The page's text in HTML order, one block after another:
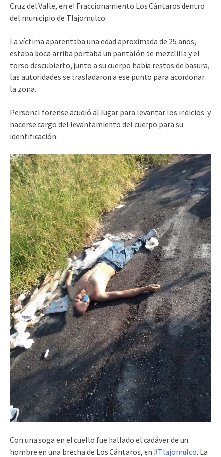
Cruz del Valle, en el Fraccionamiento Los Cántaros dentro
del municipio de Tlajomulco.
La víctima aparentaba una edad aproximada de 25 años,
estaba boca arriba portaba un pantalón de mezclilla y el
torso descubierto, junto a su cuerpo había restos de basura,
las autoridades se trasladaron a ese punto para acordonar
la zona.
Personal forense acudió al lugar para levantar los indicios y
hacerse cargo del levantamiento del cuerpo para su
identificación.
Con una soga en el cuello fue hallado el cadáver de un
hombre en una brecha de Los Cántaros, en #Tlajomulco. La